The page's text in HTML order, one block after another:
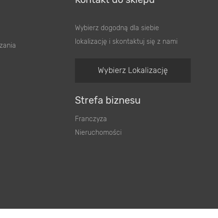
Wybierz dogodną dla siebie
lokalizację i skontaktuj się z nami
Wybierz Lokalizację
Strefa biznesu
Franczyza
Nieruchomości